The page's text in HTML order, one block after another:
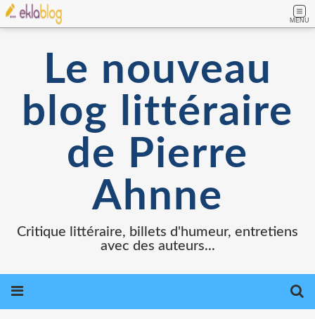
MENU
Le nouveau
blog littéraire
de Pierre
Ahnne
Critique littéraire, billets d'humeur, entretiens
avec des auteurs...